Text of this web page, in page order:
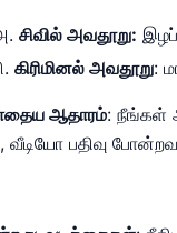
சிவில் அவதூறு:
கிரிமினல் அவதூறு:
ஆதாரம்: நீங்கள்
வீடியோ பதிவு